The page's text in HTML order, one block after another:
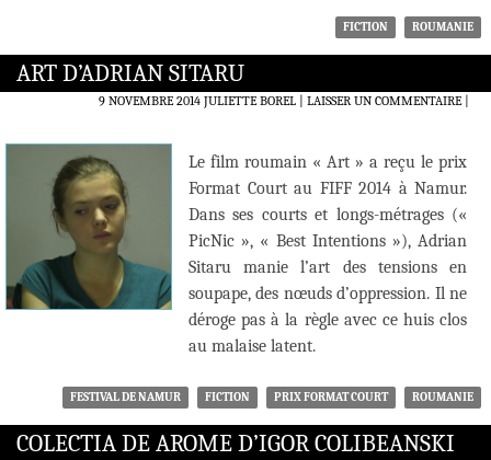
FICTION ROUMANIE
ART D’ADRIAN SITARU
9 NOVEMBRE 2014 JULIETTE BOREL LAISSER UN COMMENTAIRE|
Le film roumain « Art » a reçu le prix
Format Court au FIFF 2014 à Namur.
Dans ses courts et longs-métrages («
PicNic », « Best Intentions »), Adrian
Sitaru manie l’art des tensions en
soupape, des nœuds d’oppression. Il ne
déroge pas à la règle avec ce huis clos
au malaise latent.
FESTIVAL DE NAMUR FICTION PRIX FORMAT COURT ROUMANIE
COLECTIA DE AROME D’IGOR COLIBEANSKI